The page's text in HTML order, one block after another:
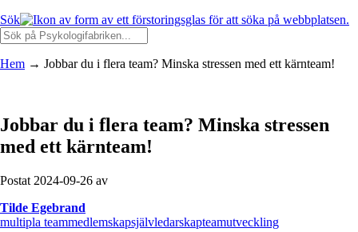
Sök
Hem → Jobbar du i flera team? Minska stressen med ett kärnteam!
Jobbar du i flera team? Minska stressen
med ett kärnteam!
Postat 2024-09-26 av
Tilde Egebrand
multipla teammedlemskapsjälvledarskapteamutveckling